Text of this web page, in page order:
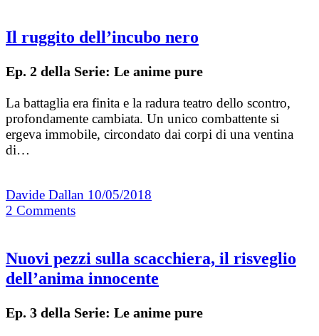
Il ruggito dell’incubo nero
Ep. 2 della Serie: Le anime pure
La battaglia era finita e la radura teatro dello scontro,
profondamente cambiata. Un unico combattente si
ergeva immobile, circondato dai corpi di una ventina
di…
Davide Dallan 10/05/2018
2 Comments
Nuovi pezzi sulla scacchiera, il risveglio
dell’anima innocente
Ep. 3 della Serie: Le anime pure